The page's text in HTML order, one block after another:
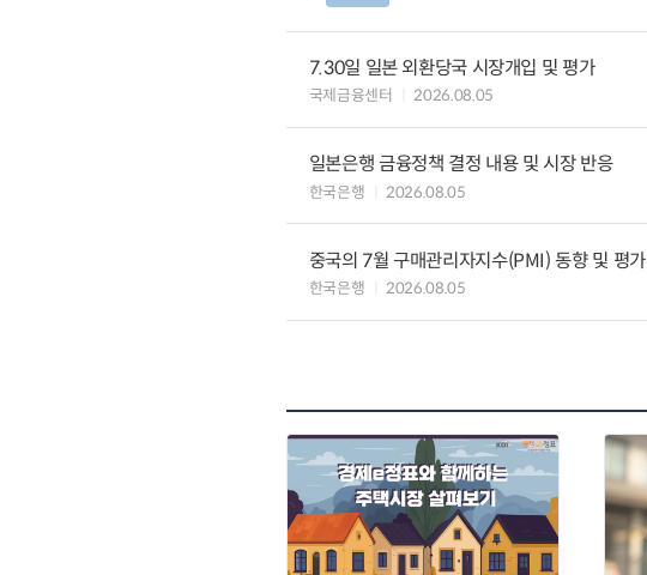
7.30일 일본 외환당국 시장개입 및 평가
국제금융센터 2026.08.05
일본은행 금융정책 결정 내용 및 시장 반응
한국은행 2026.08.05
중국의 7월 구매관리자지수(PMI) 동향 및 평가
한국은행 2026.08.05